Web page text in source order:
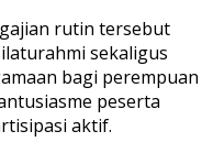
rutin tersebut
sekaligus
bagi perempuan
peserta
aktif.